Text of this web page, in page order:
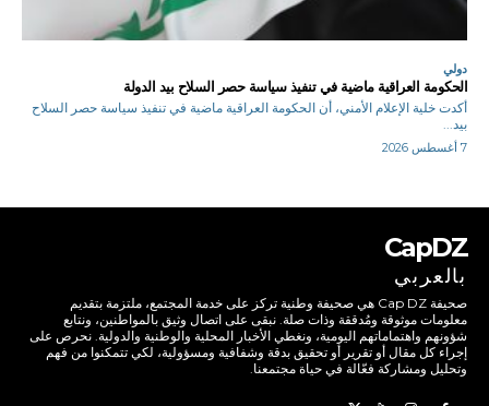
دولي
الحكومة العراقية ماضية في تنفيذ سياسة حصر السلاح بيد الدولة
أكدت خلية الإعلام الأمني، أن الحكومة العراقية ماضية في تنفيذ سياسة حصر السلاح
بيد...
7 أغسطس 2026
CapDZ
بالعربي
صحيفة Cap DZ هي صحيفة وطنية تركز على خدمة المجتمع، ملتزمة بتقديم
معلومات موثوقة ومُدققة وذات صلة. نبقى على اتصال وثيق بالمواطنين، ونتابع
شؤونهم واهتماماتهم اليومية، ونغطي الأخبار المحلية والوطنية والدولية. نحرص على
إجراء كل مقال أو تقرير أو تحقيق بدقة وشفافية ومسؤولية، لكي تتمكنوا من فهم
وتحليل ومشاركة فعّالة في حياة مجتمعنا.